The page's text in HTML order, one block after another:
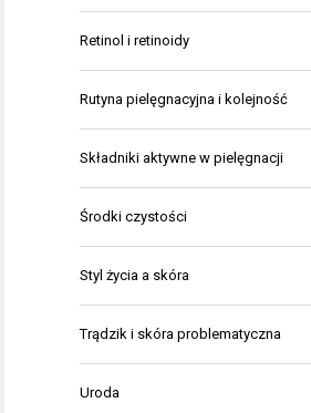
Retinol i retinoidy
Rutyna pielęgnacyjna i kolejność
Składniki aktywne w pielęgnacji
Środki czystości
Styl życia a skóra
Trądzik i skóra problematyczna
Uroda